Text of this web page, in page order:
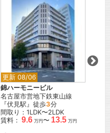
更新 08/06
錦ハーモニービル
名古屋市営地下鉄東山線
『伏見駅』徒歩3分
間取り：1LDK〜2LDK
賃料： 9.6 万円〜 13.5 万円